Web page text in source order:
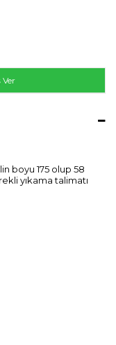
boyu 175 olup 58
yıkama talimatı